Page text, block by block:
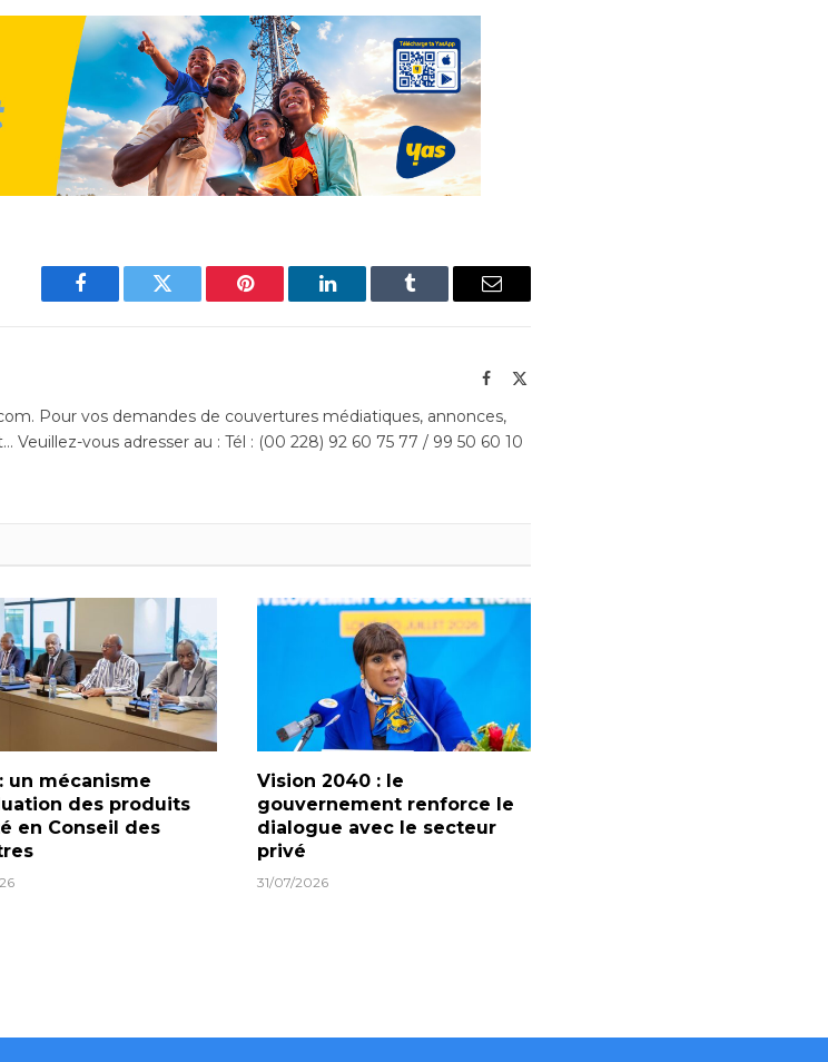
Facebook Twitter Pinterest LinkedIn Tumblr Email
Facebook
Pour vos demandes de couvertures médiatiques, annonces,
vous adresser au : Tél : (00 228) 92 60 75 77 / 99 50 60 10
un mécanisme
des produits
en Conseil des
Vision 2040 : le
gouvernement renforce le
dialogue avec le secteur
privé
31/07/2026